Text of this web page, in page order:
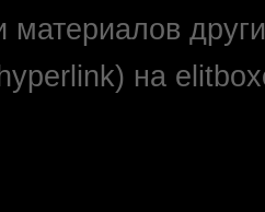
материалов
на